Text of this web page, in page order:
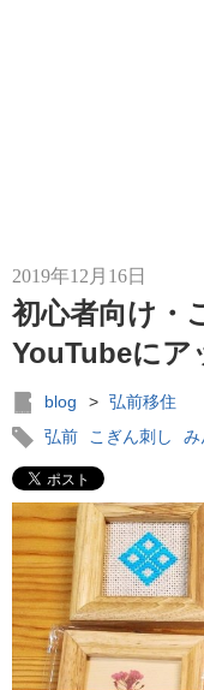
2019年12月16日
初心者向け・
YouTubeにア
blog > 弘前移住
弘前
こぎん刺し み